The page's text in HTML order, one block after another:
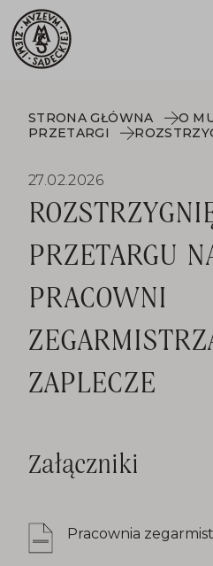
STRONA GŁÓWNA
O
PRZETARGI
27.02.2026
PRZETARGU
PRACOWNI
ZAPLECZE
Załączniki
Pracownia